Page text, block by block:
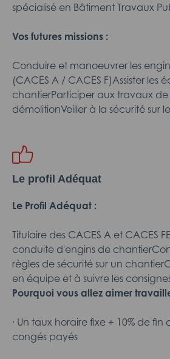
spécialisé en Bâtiment Travaux
Vos futures missions :
Conduire et manoeuvrer les
(CACES A / CACES F)Assister les
chantierParticiper aux travaux
démolitionVeiller à la sécurité sur
Le profil Adéquat
Le Profil Adéquat :
Titulaire des CACES A et CACES
conduite d'engins de
règles de sécurité sur un
en équipe et à suivre les
Pourquoi vous allez aimer
· Un taux horaire fixe + 10% de fin
congés payés